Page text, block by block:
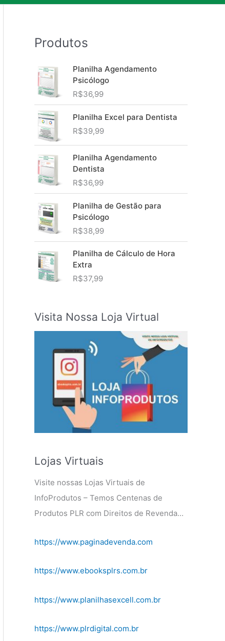
Produtos
Planilha Agendamento
Psicólogo
R$36,99
Planilha Excel para Dentista
R$39,99
Planilha Agendamento
Dentista
R$36,99
Planilha de Gestão para
Psicólogo
R$38,99
Planilha de Cálculo de Hora
Extra
R$37,99
Visita Nossa Loja Virtual
Lojas Virtuais
Visite nossas Lojas Virtuais de
InfoProdutos – Temos Centenas de
Produtos PLR com Direitos de Revenda…
https://www.paginadevenda.com
https://www.ebooksplrs.com.br
https://www.planilhasexcell.com.br
https://www.plrdigital.com.br